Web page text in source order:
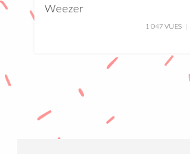
Weezer
1 047 VUES